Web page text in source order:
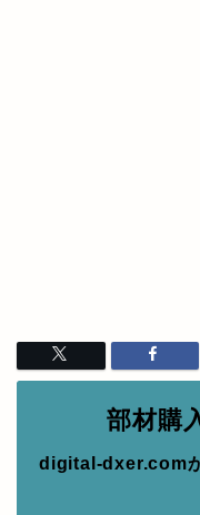
部材購
digital-dxer.com